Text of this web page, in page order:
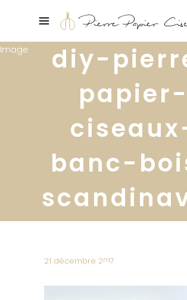
diy-
papier-
banc-
copy
21 décembre 2017